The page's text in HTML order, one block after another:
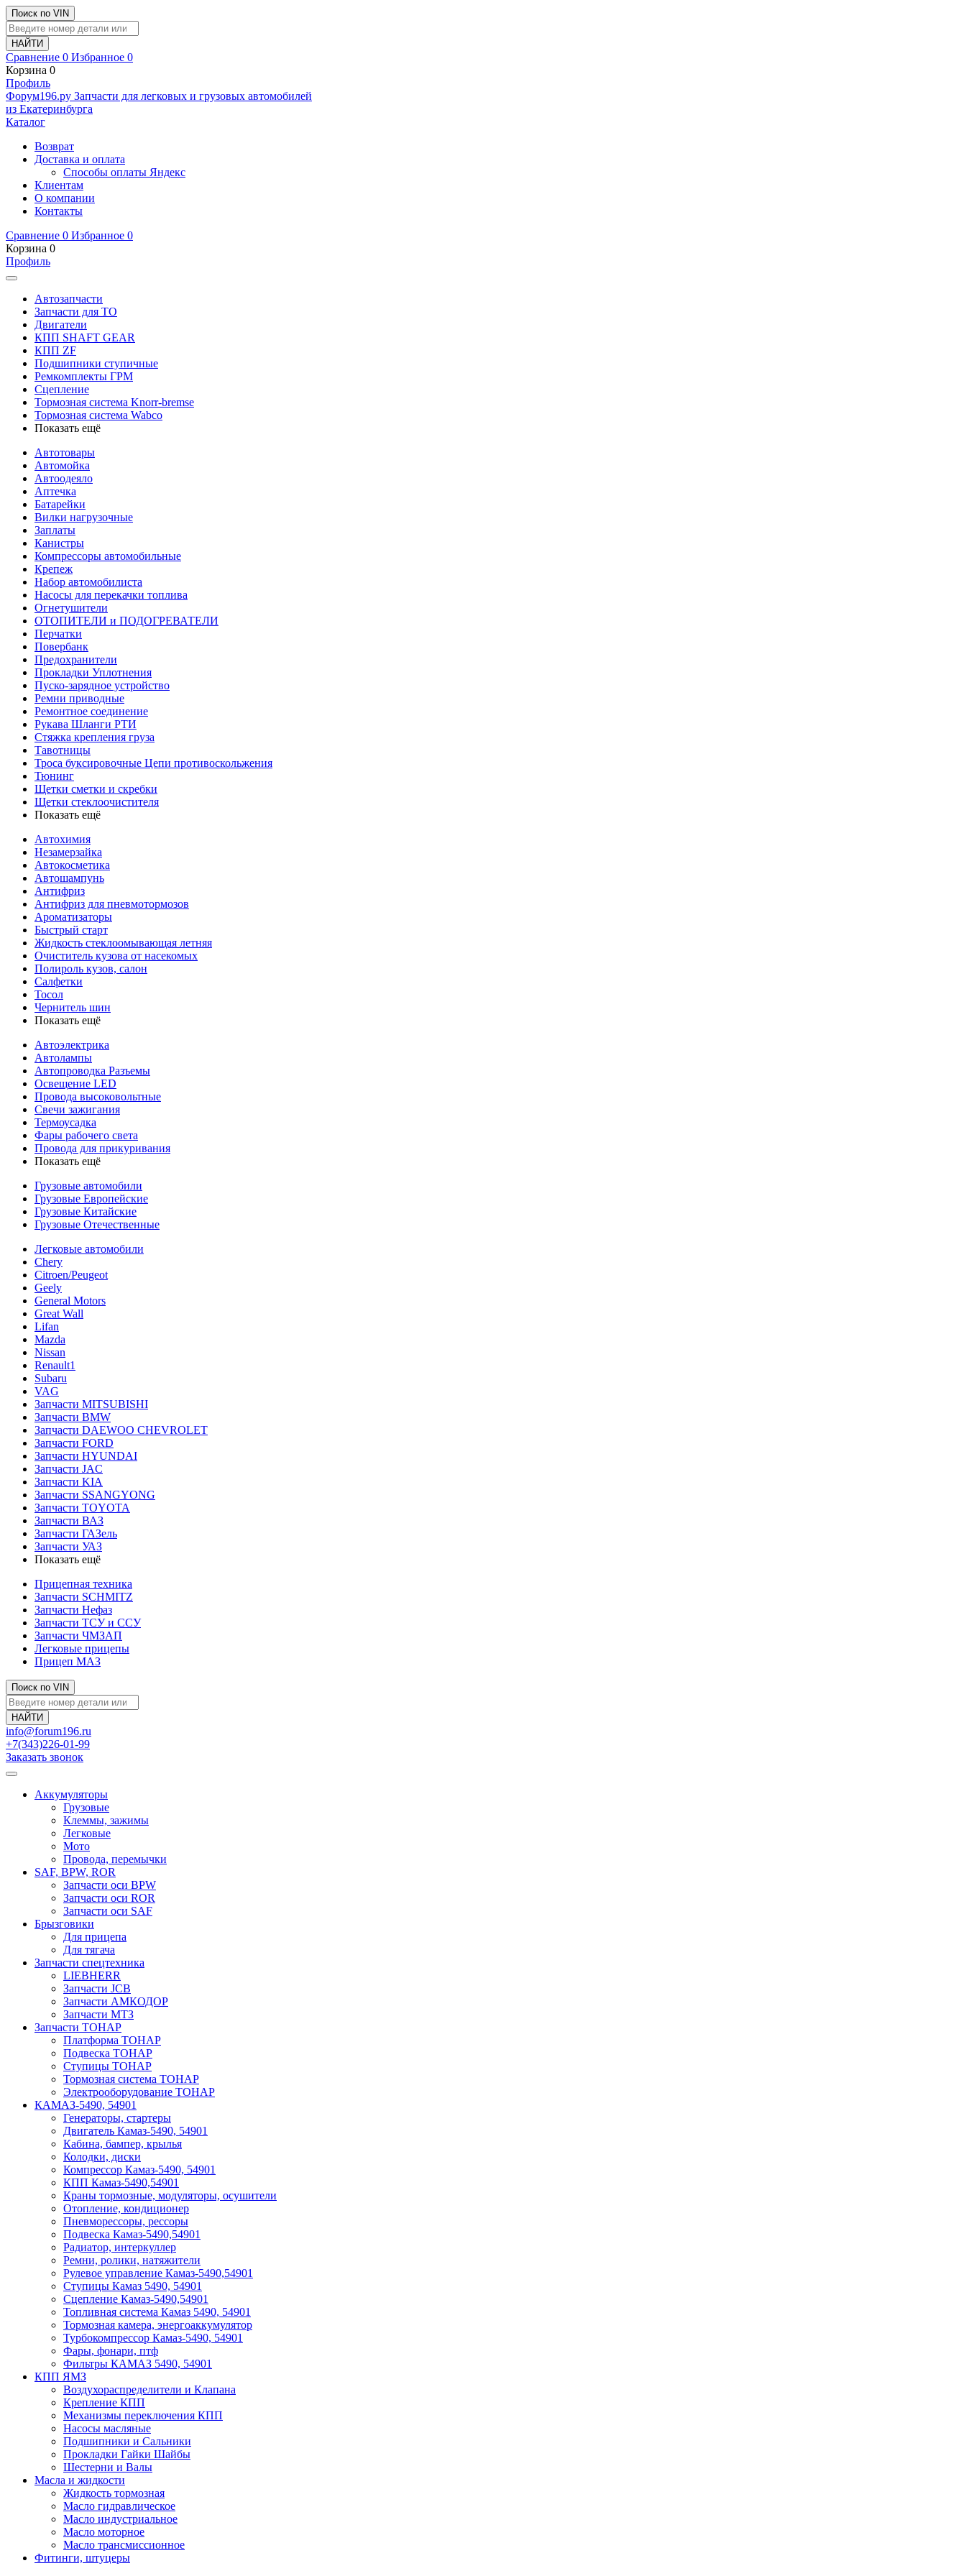
Поиск по VIN
Сравнение 0 Избранное 0
Корзина 0
Профиль
Фoрум196.ру Запчасти для легковых и грузовых автомобилей
из Екатеринбурга
Каталог
Возврат
Доставка и оплата
Способы оплаты Яндекс
Клиентам
О компании
Контакты
Сравнение 0 Избранное 0
Корзина 0
Профиль
Автозапчасти
Запчасти для ТО
Двигатели
КПП SHAFT GEAR
КПП ZF
Подшипники ступичные
Ремкомплекты ГРМ
Сцепление
Тормозная система Knorr-bremse
Тормозная система Wabco
Показать ещё
Автотовары
Автомойка
Автоодеяло
Аптечка
Батарейки
Вилки нагрузочные
Заплаты
Канистры
Компрессоры автомобильные
Крепеж
Набор автомобилиста
Насосы для перекачки топлива
Огнетушители
ОТОПИТЕЛИ и ПОДОГРЕВАТЕЛИ
Перчатки
Повербанк
Предохранители
Прокладки Уплотнения
Пуско-зарядное устройство
Ремни приводные
Ремонтное соединение
Рукава Шланги РТИ
Стяжка крепления груза
Тавотницы
Троса буксировочные Цепи противоскольжения
Тюнинг
Щетки сметки и скребки
Щетки стеклоочистителя
Показать ещё
Автохимия
Незамерзайка
Автокосметика
Автошампунь
Антифриз
Антифриз для пневмотормозов
Ароматизаторы
Быстрый старт
Жидкость стеклоомывающая летняя
Очиститель кузова от насекомых
Полироль кузов, салон
Салфетки
Тосол
Чернитель шин
Показать ещё
Автоэлектрика
Автолампы
Автопроводка Разъемы
Освещение LED
Провода высоковольтные
Свечи зажигания
Термоусадка
Фары рабочего света
Провода для прикуривания
Показать ещё
Грузовые автомобили
Грузовые Европейские
Грузовые Китайские
Грузовые Отечественные
Легковые автомобили
Chery
Citroen/Peugeot
Geely
General Motors
Great Wall
Lifan
Mazda
Nissan
Renault1
Subaru
VAG
Запчасти MITSUBISHI
Запчасти BMW
Запчасти DAEWOO CHEVROLET
Запчасти FORD
Запчасти HYUNDAI
Запчасти JAC
Запчасти KIA
Запчасти SSANGYONG
Запчасти TOYOTA
Запчасти ВАЗ
Запчасти ГАЗель
Запчасти УАЗ
Показать ещё
Прицепная техника
Запчасти SCHMITZ
Запчасти Нефаз
Запчасти ТСУ и ССУ
Запчасти ЧМЗАП
Легковые прицепы
Прицеп МАЗ
Поиск по VIN
info@forum196.ru
+7(343)226-01-99
Заказать звонок
Аккумуляторы
Грузовые
Клеммы, зажимы
Легковые
Мото
Провода, перемычки
SAF, BPW, ROR
Запчасти оси BPW
Запчасти оси ROR
Запчасти оси SAF
Брызговики
Для прицепа
Для тягача
Запчасти спецтехника
LIEBHERR
Запчасти JCB
Запчасти АМКОДОР
Запчасти МТЗ
Запчасти ТОНАР
Платформа ТОНАР
Подвеска ТОНАР
Ступицы ТОНАР
Тормозная система ТОНАР
Электрооборудование ТОНАР
КАМАЗ-5490, 54901
Генераторы, стартеры
Двигатель Камаз-5490, 54901
Кабина, бампер, крылья
Колодки, диски
Компрессор Камаз-5490, 54901
КПП Камаз-5490,54901
Краны тормозные, модуляторы, осушители
Отопление, кондиционер
Пневморессоры, рессоры
Подвеска Камаз-5490,54901
Радиатор, интеркуллер
Ремни, ролики, натяжители
Рулевое управление Камаз-5490,54901
Ступицы Камаз 5490, 54901
Сцепление Камаз-5490,54901
Топливная система Камаз 5490, 54901
Тормозная камера, энергоаккумулятор
Турбокомпрессор Камаз-5490, 54901
Фары, фонари, птф
Фильтры КАМАЗ 5490, 54901
КПП ЯМЗ
Воздухораспределители и Клапана
Крепление КПП
Механизмы переключения КПП
Насосы масляные
Подшипники и Сальники
Прокладки Гайки Шайбы
Шестерни и Валы
Масла и жидкости
Жидкость тормозная
Масло гидравлическое
Масло индустриальное
Масло моторное
Масло трансмиссионное
Фитинги, штуцеры